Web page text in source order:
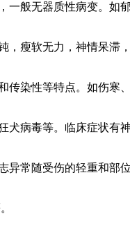
般无器质性病变。如
瘦软无力，神情呆滞
染性等特点。如伤寒
病毒等。临床症状有
常随受伤的轻重和部